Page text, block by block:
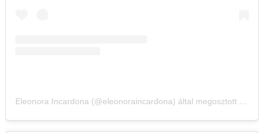
Eleonora Incardona (@eleonoraincardona) által megosztott bejegyzés